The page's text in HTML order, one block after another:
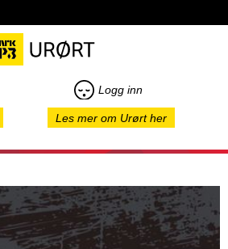
Logg inn
Les mer om Urørt her